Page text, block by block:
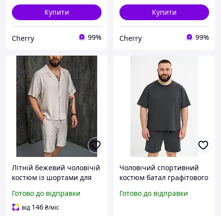
Купити
Cherry 99%
Купити
Cherry 99%
Літній бежевий чоловічій
костюм із шортами для
зручний літній сучасний
комплект на щодень
Готово до відправки
від 146₴/міс
Чоловічий спортивний
костюм батал графітового
шорти літній якісний
Готово до відправки